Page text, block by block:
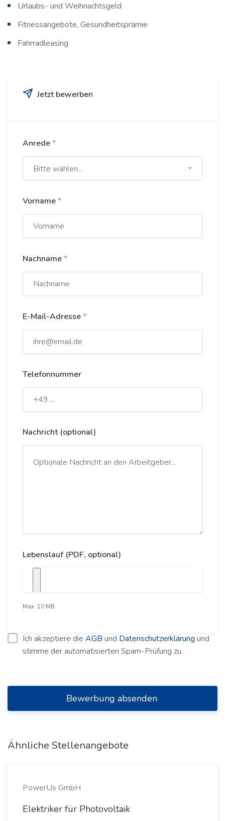
Urlaubs- und Weihnachtsgeld
Fitnessangebote, Gesundheitsprämie
Fahrradleasing
Jetzt bewerben
Anrede*
Bitte wählen...
Vorname*
Nachname*
E-Mail-Adresse*
Telefonnummer
Nachricht (optional)
Lebenslauf (PDF, optional)
Max. 10 MB
Ich akzeptiere die AGB und Datenschutzerklärung und
stimme der automatisierten Spam-Prüfung zu.
Bewerbung absenden
Ähnliche Stellenangebote
PowerUs GmbH
Elektriker für Photovoltaik